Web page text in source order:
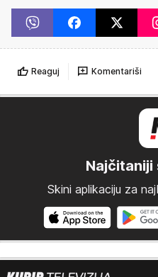
Reaguj Komentariši
Najčitaniji
Skini aplikaciju za